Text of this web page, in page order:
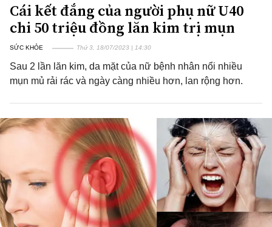
Cái kết đắng của người phụ nữ U40
chi 50 triệu đồng lăn kim trị mụn
SỨC KHỎE Thứ 3, 18/07/2023 | 14:30
Sau 2 lần lăn kim, da mặt của nữ bệnh nhân nổi nhiều
mụn mủ rải rác và ngày càng nhiều hơn, lan rộng hơn.